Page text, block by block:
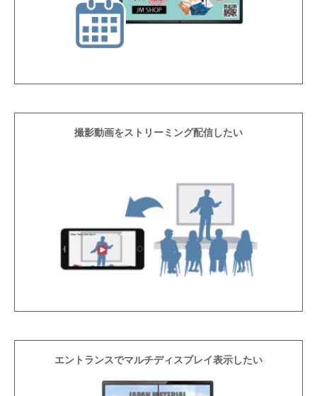
撮影動画をストリーミング配信したい
エントランスでマルチディスプレイ表示したい